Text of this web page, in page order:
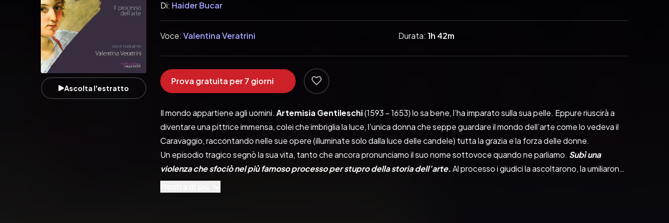
Ascolta l'estratto
Di: Haider Bucar
Voce: Valentina Veratrini Durata: 1h 42m
Prova gratuita per 7 giorni
Il mondo appartiene agli uomini. Artemisia Gentileschi (1593 – 1653) lo sa bene, l’ha imparato sulla sua pelle. Eppure riuscirà a
diventare una pittrice immensa, colei che imbriglia la luce, l’unica donna che seppe guardare il mondo dell’arte come lo vedeva il
Caravaggio, raccontando nelle sue opere (illuminate solo dalla luce delle candele) tutta la grazia e la forza delle donne.
Un episodio tragico segnò la sua vita, tanto che ancora pronunciamo il suo nome sottovoce quando ne parliamo. Subì una
violenza che sfociò nel più famoso processo per stupro della storia dell’arte. Al processo i giudici la ascoltarono, la umiliarono
e la fecero torturare, ma non riuscirono a spezzarla.
In questo audiolibro troverai i fatti e gli antefatti, come si sono svolti. Direttamente dalle carte del processo fluiscono verità e